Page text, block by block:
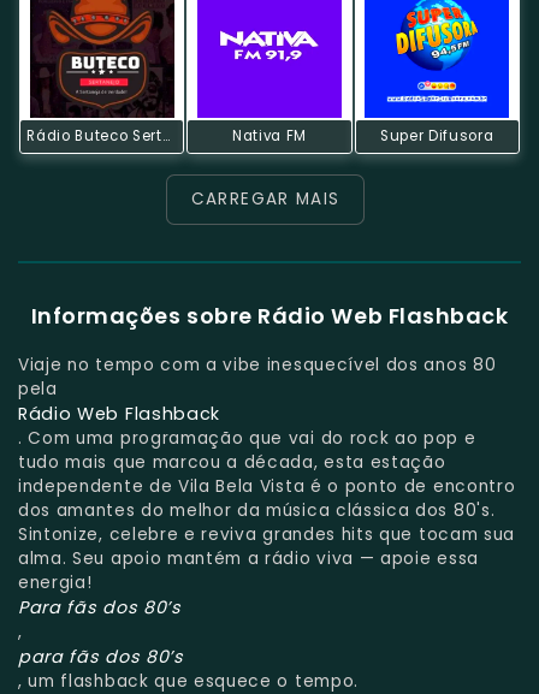
Rádio Buteco Sertanejo Nativa FM Super Difusora
CARREGAR MAIS
Informações sobre Rádio Web Flashback
Viaje no tempo com a vibe inesquecível dos anos 80
pela
Rádio Web Flashback
. Com uma programação que vai do rock ao pop e
tudo mais que marcou a década, esta estação
independente de Vila Bela Vista é o ponto de encontro
dos amantes do melhor da música clássica dos 80's.
Sintonize, celebre e reviva grandes hits que tocam sua
alma. Seu apoio mantém a rádio viva — apoie essa
energia!
Para fãs dos 80’s
,
para fãs dos 80’s
, um flashback que esquece o tempo.